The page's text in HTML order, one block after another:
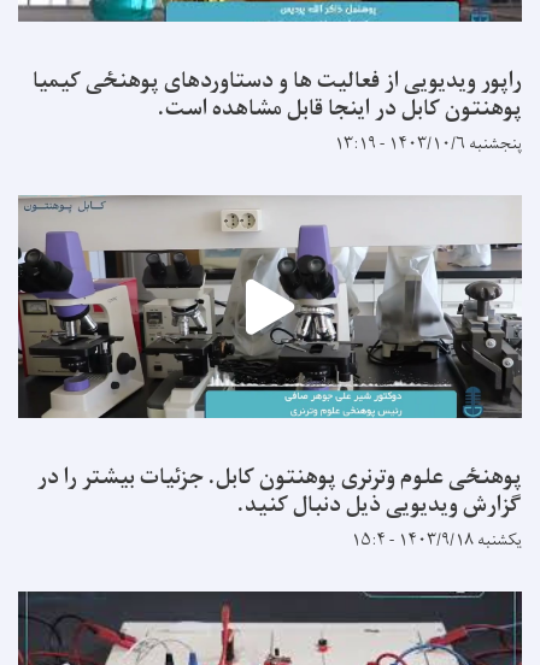
راپور ویدیویی از فعالیت ها و دستاوردهای پوهنځی کیمیا
پوهنتون کابل در اینجا قابل مشاهده است.
پنجشنبه ۱۴۰۳/۱۰/۶ - ۱۳:۱۹
پوهنځی علوم وترنری پوهنتون کابل. جزئیات بیشتر را در
گزارش ویدیویی ذیل دنبال کنید.
یکشنبه ۱۴۰۳/۹/۱۸ - ۱۵:۴